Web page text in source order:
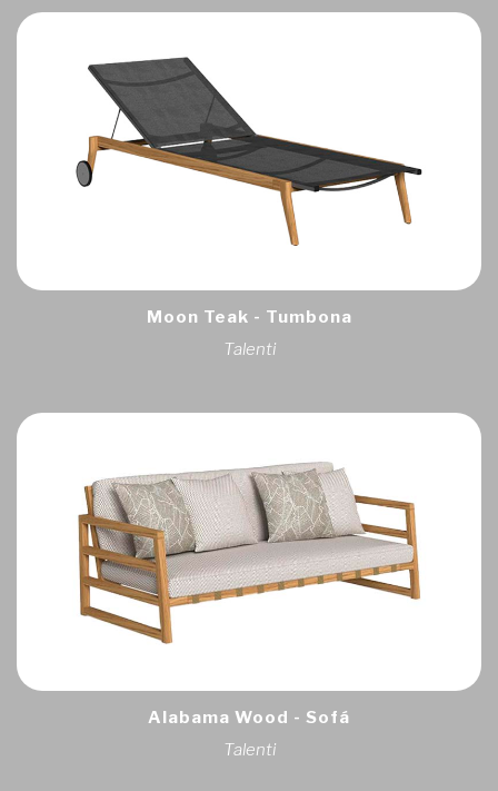
Moon Teak - Tumbona
Talenti
Alabama Wood - Sofá
Talenti